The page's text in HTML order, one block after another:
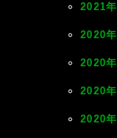
2021
2020
2020
2020
2020